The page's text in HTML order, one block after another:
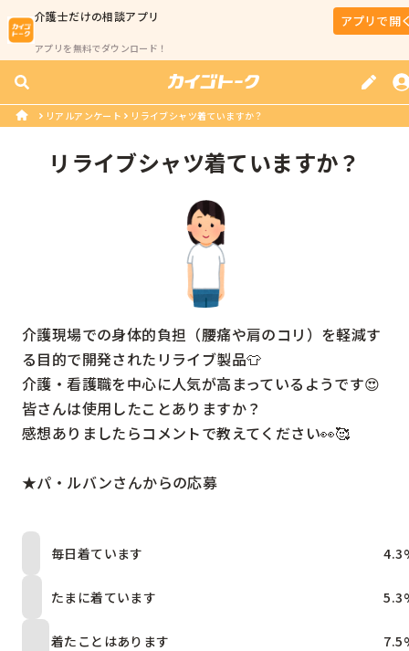
介護士だけの相談アプリ
アプリを無料でダウンロード！
アプリで開
リアルアンケート リライブシャツ着ていますか？
リライブシャツ着ていますか？
介護現場での身体的負担（腰痛や肩のコリ）を軽減す
る目的で開発されたリライブ製品👕
介護・看護職を中心に人気が高まっているようです😍
皆さんは使用したことありますか？
感想ありましたらコメントで教えてください👀🥰
★パ・ルバンさんからの応募
毎日着ています 4.3
たまに着ています 5.3
着たことはあります 7.5